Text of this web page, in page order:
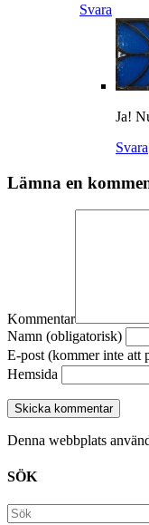
Svara
Ja!
Svara
Lämna en
Kommentar
Namn (obligatorisk)
E-post (kommer inte att
Hemsida
Denna webbplats
SÖK